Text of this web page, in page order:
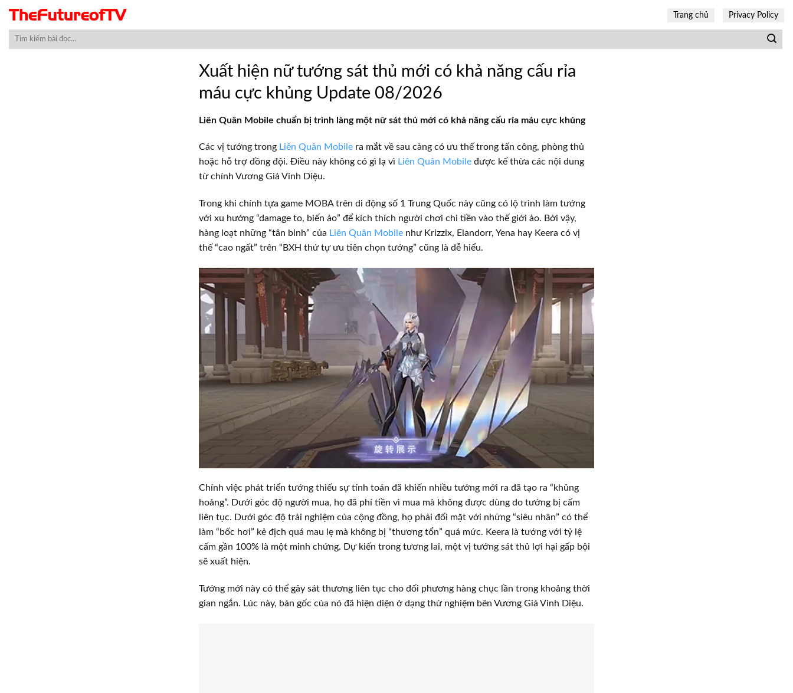
Skip
content
Trang chủ Privacy Policy
Xuất hiện nữ tướng sát thủ mới có khả năng cấu rỉa
máu cực khủng Update 08/2026
Liên Quân Mobile chuẩn bị trình làng một nữ sát thủ mới có khả năng cấu rỉa máu cực khủng
Các vị tướng trong Liên Quân Mobile ra mắt về sau càng có ưu thế trong tấn công, phòng thủ
hoặc hỗ trợ đồng đội. Điều này không có gì lạ vì Liên Quân Mobile được kế thừa các nội dung
từ chính Vương Giả Vinh Diệu.
Trong khi chính tựa game MOBA trên di động số 1 Trung Quốc này cũng có lộ trình làm tướng
với xu hướng “damage to, biến ảo” để kích thích người chơi chi tiền vào thế giới ảo. Bởi vậy,
hàng loạt những “tân binh” của Liên Quân Mobile như Krizzix, Elandorr, Yena hay Keera có vị
thế “cao ngất” trên “BXH thứ tự ưu tiên chọn tướng” cũng là dễ hiểu.
Chính việc phát triển tướng thiếu sự tính toán đã khiến nhiều tướng mới ra đã tạo ra “khủng
hoảng”. Dưới góc độ người mua, họ đã phí tiền vì mua mà không được dùng do tướng bị cấm
liên tục. Dưới góc độ trải nghiệm của cộng đồng, họ phải đối mặt với những “siêu nhân” có thể
làm “bốc hơi” kẻ địch quá mau lẹ mà không bị “thương tổn” quá mức. Keera là tướng với tỷ lệ
cấm gần 100% là một minh chứng. Dự kiến trong tương lai, một vị tướng sát thủ lợi hại gấp bội
sẽ xuất hiện.
Tướng mới này có thể gây sát thương liên tục cho đối phương hàng chục lần trong khoảng thời
gian ngắn. Lúc này, bản gốc của nó đã hiện diện ở dạng thử nghiệm bên Vương Giả Vinh Diệu.